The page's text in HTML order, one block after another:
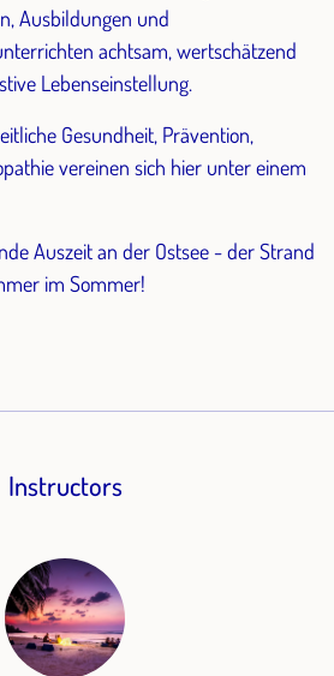
Ausbildungen und
achtsam, wertschätzend
Lebenseinstellung.
Gesundheit, Prävention,
vereinen sich hier unter einem
Auszeit an der Ostsee - der Strand
im Sommer!
Instructors